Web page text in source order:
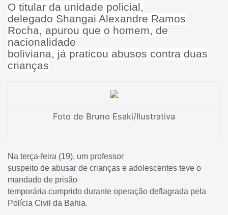
O titular da unidade policial,
delegado Shangai Alexandre Ramos
Rocha, apurou que o homem, de
nacionalidade
boliviana, já praticou abusos contra duas
crianças
Foto de Bruno Esaki/Ilustrativa
Na terça-feira (19), um professor
suspeito de abusar de crianças e adolescentes teve o
mandado de prisão
temporária cumprido durante operação deflagrada pela
Polícia Civil da Bahia.